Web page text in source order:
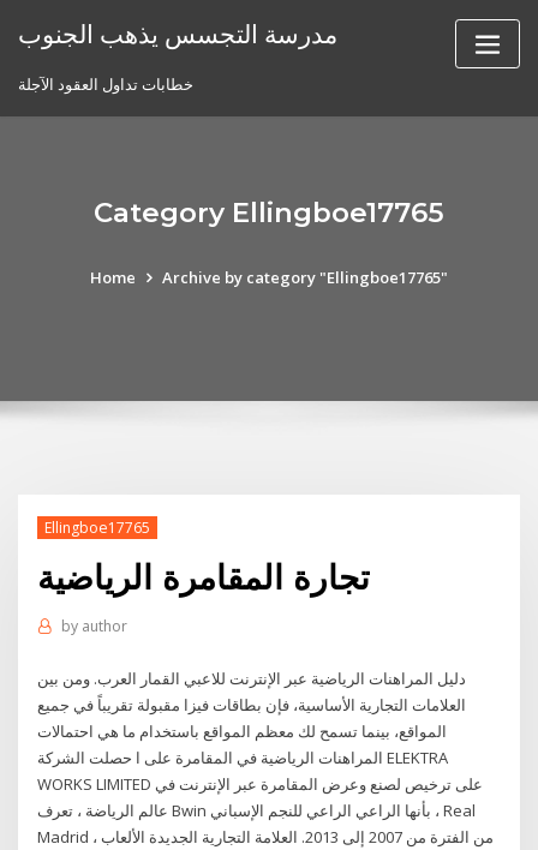
مدرسة التجسس يذهب الجنوب
خطابات تداول العقود الآجلة
Category Ellingboe17765
Home Archive by category "Ellingboe17765"
Ellingboe17765
تجارة المقامرة الرياضية
by author
دليل المراهنات الرياضية عبر الإنترنت للاعبي القمار العرب. ومن بين
العلامات التجارية الأساسية، فإن بطاقات فيزا مقبولة تقريباً في جميع
المواقع، بينما تسمح لك معظم المواقع باستخدام ما هي احتمالات
المراهنات الرياضية في المقامرة على ا حصلت الشركة ELEKTRA
WORKS LIMITED على ترخيص لصنع وعرض المقامرة عبر الإنترنت في
عالم الرياضة ، تعرف Bwin بأنها الراعي الراعي للنجم الإسباني ، Real
Madrid ، من الفترة من 2007 إلى 2013. العلامة التجارية الجديدة الألعاب